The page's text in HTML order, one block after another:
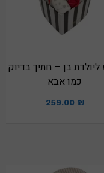
ליולדת בן – חתיך בדיוק
כמו אבא
259.00 ₪